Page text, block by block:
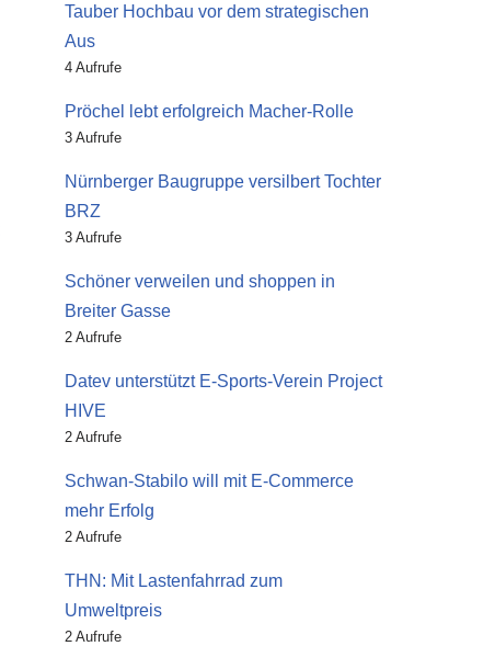
Tauber Hochbau vor dem strategischen
Aus
4 Aufrufe
Pröchel lebt erfolgreich Macher-Rolle
3 Aufrufe
Nürnberger Baugruppe versilbert Tochter
BRZ
3 Aufrufe
Schöner verweilen und shoppen in
Breiter Gasse
2 Aufrufe
Datev unterstützt E-Sports-Verein Project
HIVE
2 Aufrufe
Schwan-Stabilo will mit E-Commerce
mehr Erfolg
2 Aufrufe
THN: Mit Lastenfahrrad zum
Umweltpreis
2 Aufrufe